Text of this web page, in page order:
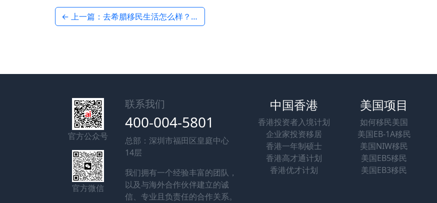
← 上一篇：去希腊移民生活怎么样？君拓移民客户真实生活分享
官方公众号
官方微信
联系我们
400-004-5801
总部：深圳市福田区皇庭中心
14层
我们拥有一个经验丰富的团队，
以及与海外合作伙伴建立的诚
信、专业且负责任的合作关系。
中国香港
香港投资者入境计划
企业家投资移居
香港一年制硕士
香港高才通计划
香港优才计划
美国项目
如何移民美国
美国EB-1A移民
美国NIW移民
美国EB5移民
美国EB3移民